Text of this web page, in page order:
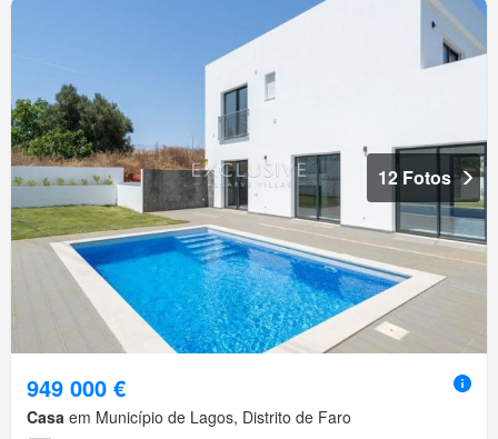
12 Fotos
949 000 €
Casa em Município de Lagos, Distrito de Faro